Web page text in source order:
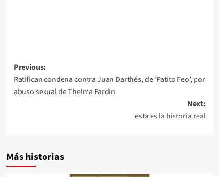
Navegación
de
entradas
Previous:
Ratifican condena contra Juan Darthés, de ‘Patito Feo’, por
abuso sexual de Thelma Fardin
Next:
esta es la historia real
Más historias